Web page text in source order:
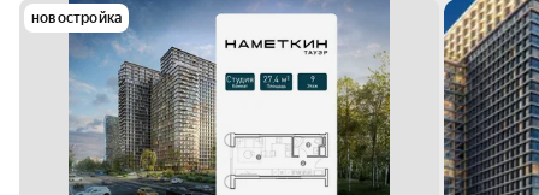
новостройка